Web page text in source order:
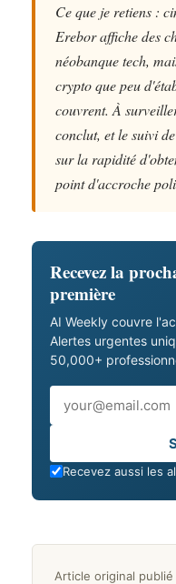
Ce que je retiens :
Erebor affiche des
néobanque tech,
crypto que peu
couvrent. À
conclut, et le suivi
sur la rapidité
point d'accroche
Recevez la
première
AI Weekly couvre
Alertes urgentes
50,000+
Recevez aussi les
Article original publié